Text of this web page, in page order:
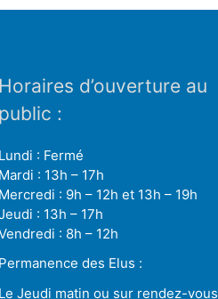
Horaires d’ouverture au
public :
Lundi : Fermé
Mardi : 13h – 17h
Mercredi : 9h – 12h et 13h – 19h
: 13h – 17h
: 8h – 12h
Permanence des Elus :
Le Jeudi matin ou sur rendez-vous